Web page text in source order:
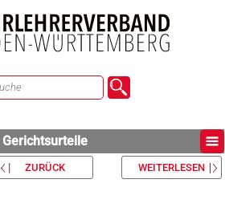
Gerichtsurteile
ZURÜCK WEITERLESEN